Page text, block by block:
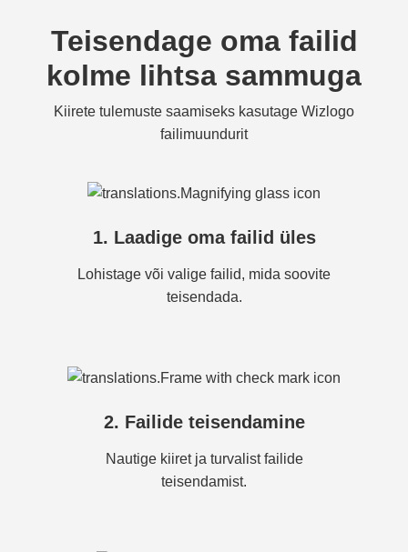
Teisendage oma failid
kolme lihtsa sammuga
Kiirete tulemuste saamiseks kasutage Wizlogo
failimuundurit
1. Laadige oma failid üles
Lohistage või valige failid, mida soovite
teisendada.
2. Failide teisendamine
Nautige kiiret ja turvalist failide
teisendamist.